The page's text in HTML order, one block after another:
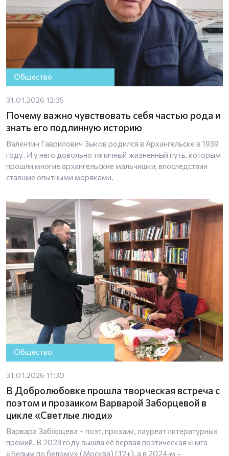
Общество
31.01.2026 12:35
Почему важно чувствовать себя частью рода и
знать его подлинную историю
Валентин Гаврилович Зыков родился в Архангельске в 1939
году. И у него довольно типичный жизненный путь, которым
прошли многие архангельские мальчишки, впоследствии
ставшие опытными моряками.
Общество
31.01.2026 11:30
В Добролюбовке прошла творческая встреча с
поэтом и прозаиком Варварой Заборцевой в
цикле «Светлые люди»
Варвара Заборцева – поэт, прозаик, лауреат литературных
премий. В 2023 году вышла её первая поэтическая книга
«Белым по белому» (Москва) (12+), а в 2024‑м –